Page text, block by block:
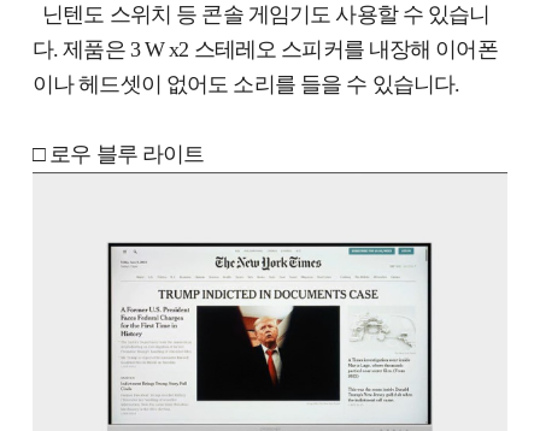
닌텐도 스위치 등 콘솔 게임기도 사용할 수 있습니
다. 제품은 3 W x2 스테레오 스피커를 내장해 이어폰
이나 헤드셋이 없어도 소리를 들을 수 있습니다.
□ 로우 블루 라이트